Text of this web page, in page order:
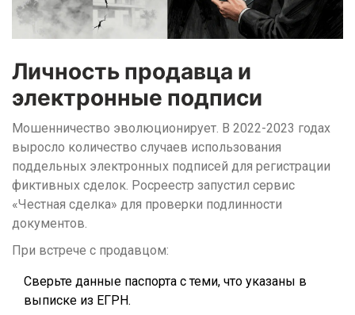
Личность продавца и
электронные подписи
Мошенничество эволюционирует. В 2022-2023 годах
выросло количество случаев использования
поддельных электронных подписей для регистрации
фиктивных сделок. Росреестр запустил сервис
«Честная сделка» для проверки подлинности
документов.
При встрече с продавцом:
Сверьте данные паспорта с теми, что указаны в
выписке из ЕГРН.